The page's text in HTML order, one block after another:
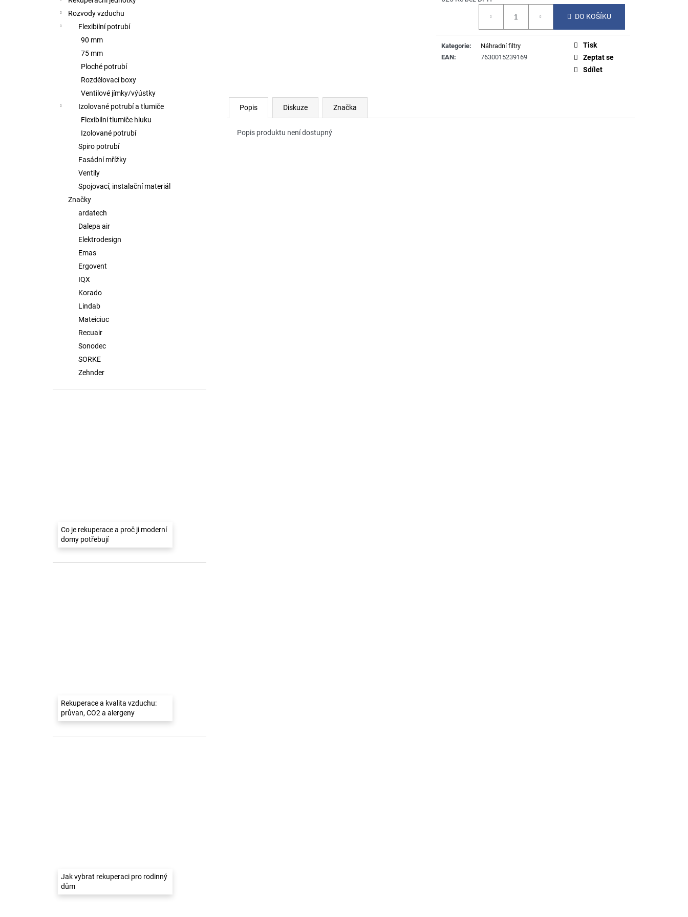
Rozvody vzduchu
Flexibilní potrubí
90 mm
75 mm
Ploché potrubí
Rozdělovací boxy
Ventilové jímky/výústky
Izolované potrubí a tlumiče
Flexibilní tlumiče hluku
Izolované potrubí
Spiro potrubí
Fasádní mřížky
Ventily
Spojovací, instalační materiál
Značky
ardatech
Dalepa air
Elektrodesign
Emas
Ergovent
IQX
Korado
Lindab
Mateiciuc
Recuair
Sonodec
SORKE
Zehnder
Co je rekuperace a proč ji moderní
domy potřebují
Rekuperace a kvalita vzduchu:
průvan, CO2 a alergeny
Jak vybrat rekuperaci pro rodinný
dům
DO KOŠÍKU
Kategorie:
Náhradní filtry
EAN: 7630015239169
Tisk
Zeptat se
Sdílet
Popis Diskuze Značka
Popis produktu není dostupný